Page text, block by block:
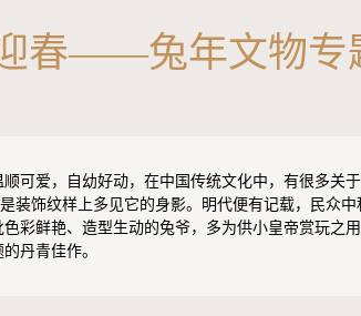
春——兔年文物专
可爱，自幼好动，在中国传统文化中，有很多关于
装饰纹样上多见它的身影。明代便有记载，民众
彩鲜艳、造型生动的兔爷，多为供小皇帝赏玩之
丹青佳作。